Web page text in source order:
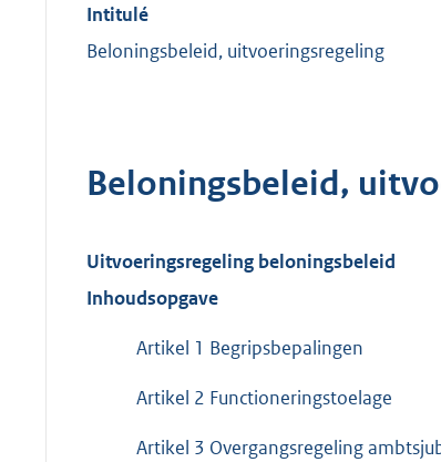
Intitulé
Beloningsbeleid, uitvoeringsregeling
Beloningsbeleid,
Uitvoeringsregeling beloningsbeleid
Inhoudsopgave
Artikel 1 Begripsbepalingen
Artikel 2 Functioneringstoelage
Artikel 3 Overgangsregeling